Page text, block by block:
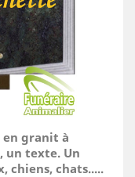
en granit à
un texte. Un
chiens, chats.....